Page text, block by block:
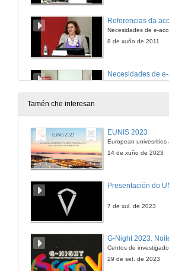
8 de xuño de 2011
Quenda de preguntas
8 de xuño de 2011
Tamén che interesan
EUNIS 2023
14 de xuño de 2023
7 de xul. de 2023
29 de set. de 2023